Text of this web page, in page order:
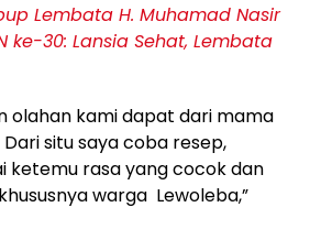
Lembata H. Muhamad Nasir
ke-30: Lansia Sehat, Lembata
olahan kami dapat dari mama
situ saya coba resep,
ketemu rasa yang cocok dan
warga Lewoleba,”